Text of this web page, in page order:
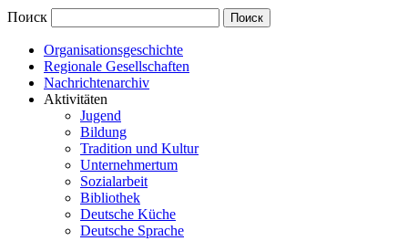
Поиск Поиск
Organisationsgeschichte
Regionale Gesellschaften
Nachrichtenarchiv
Aktivitäten
Jugend
Bildung
Tradition und Kultur
Unternehmertum
Sozialarbeit
Bibliothek
Deutsche Küche
Deutsche Sprache